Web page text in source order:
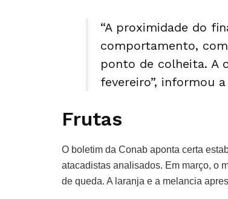
“A proximidade do
comportamento,
ponto de colheita. A
fevereiro”, informou
Frutas
O boletim da Conab aponta certa
atacadistas analisados. Em março, o
de queda. A laranja e a melancia